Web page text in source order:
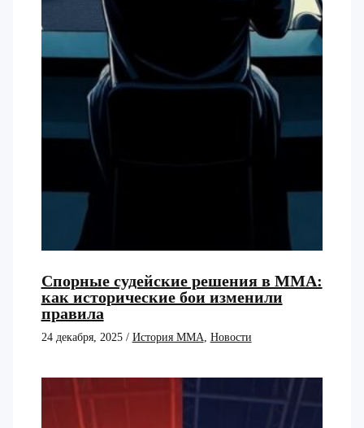
Спорные судейские решения в ММА:
как исторические бои изменили
правила
24 декабря, 2025 / История ММА Новости